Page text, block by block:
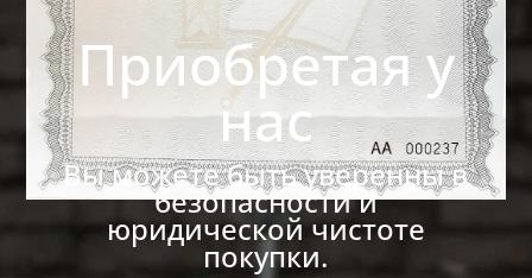
Приобретая у
нас
Вы можете быть уверенны в
безопасности и
юридической чистоте
покупки.